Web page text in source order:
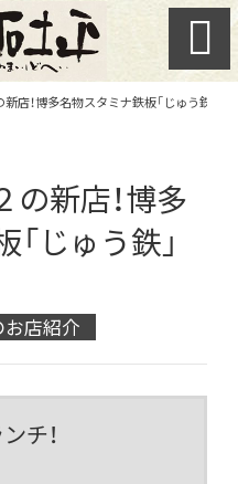

店！博多名物スタミナ鉄板「じゅう鉄」
新店！博多
じゅう鉄」
お店紹介
チ！